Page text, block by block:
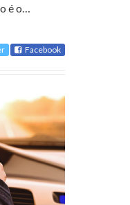
é o…
Facebook